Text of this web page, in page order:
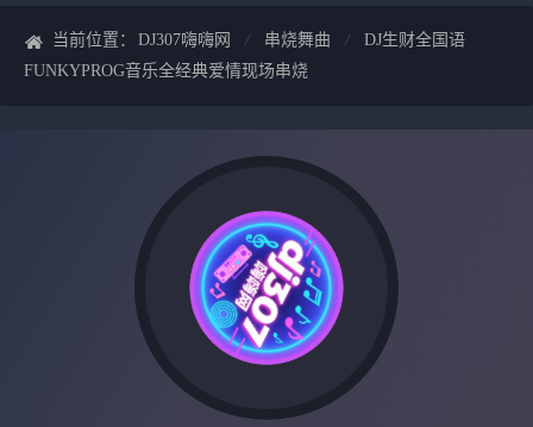
当前位置： DJ307嗨嗨网 串烧舞曲
DJ生财全国语
FUNKYPROG音乐全经典爱情现场串烧